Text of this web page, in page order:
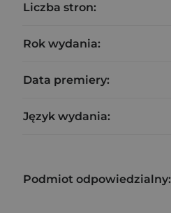
Liczba stron:
Rok wydania:
Data premiery:
Język wydania:
Podmiot odpowiedzialny: